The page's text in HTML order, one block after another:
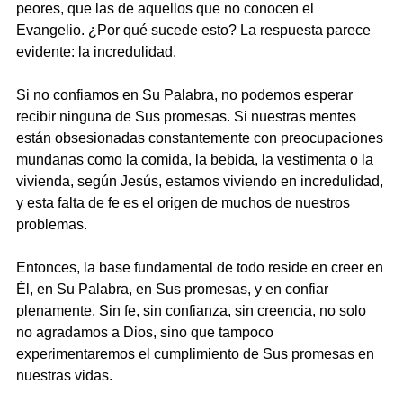
peores, que las de aquellos que no conocen el
Evangelio. ¿Por qué sucede esto? La respuesta parece
evidente: la incredulidad.
Si no confiamos en Su Palabra, no podemos esperar
recibir ninguna de Sus promesas. Si nuestras mentes
están obsesionadas constantemente con preocupaciones
mundanas como la comida, la bebida, la vestimenta o la
vivienda, según Jesús, estamos viviendo en incredulidad,
y esta falta de fe es el origen de muchos de nuestros
problemas.
Entonces, la base fundamental de todo reside en creer en
Él, en Su Palabra, en Sus promesas, y en confiar
plenamente. Sin fe, sin confianza, sin creencia, no solo
no agradamos a Dios, sino que tampoco
experimentaremos el cumplimiento de Sus promesas en
nuestras vidas.